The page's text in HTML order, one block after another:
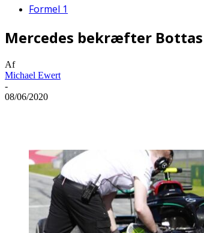
Formel 1
Mercedes bekræfter Bottas
Af
Michael Ewert
-
08/06/2020